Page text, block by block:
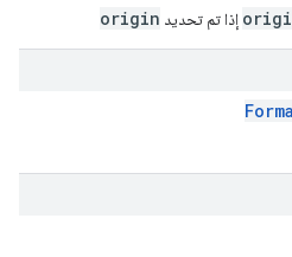
إذا تم تحديد origin